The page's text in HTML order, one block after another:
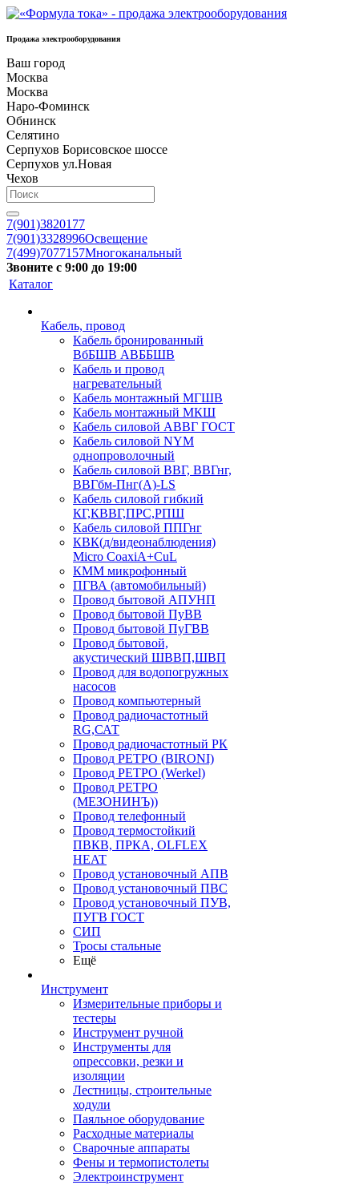
Продажа электрооборудования
Ваш город
Москва
Москва
Наро-Фоминск
Обнинск
Селятино
Серпухов Борисовское шоссе
Серпухов ул.Новая
Чехов
7(901)3820177
7(901)3328996Освещение
7(499)7077157Многоканальный
Звоните с 9:00 до 19:00
Каталог
Кабель, провод
Кабель бронированный
ВбБШВ АВББШВ
Кабель и провод
нагревательный
Кабель монтажный МГШВ
Кабель монтажный МКШ
Кабель силовой АВВГ ГОСТ
Кабель силовой NYM
однопроволочный
Кабель силовой ВВГ, ВВГнг,
ВВГбм-Пнг(А)-LS
Кабель силовой гибкий
КГ,КВВГ,ПРС,РПШ
Кабель силовой ППГнг
КВК(д/видеонаблюдения)
Micro CoaxiA+CuL
КММ микрофонный
ПГВА (автомобильный)
Провод бытовой АПУНП
Провод бытовой ПуВВ
Провод бытовой ПуГВВ
Провод бытовой,
акустический ШВВП,ШВП
Провод для водопогружных
насосов
Провод компьютерный
Провод радиочастотный
RG,САТ
Провод радиочастотный РК
Провод РЕТРО (BIRONI)
Провод РЕТРО (Werkel)
Провод РЕТРО
(МЕЗОНИНЪ))
Провод телефонный
Провод термостойкий
ПВКВ, ПРКА, OLFLEX
HEAT
Провод установочный АПВ
Провод установочный ПВС
Провод установочный ПУВ,
ПУГВ ГОСТ
СИП
Тросы стальные
Ещё
Инструмент
Измерительные приборы и
тестеры
Инструмент ручной
Инструменты для
опрессовки, резки и
изоляции
Лестницы, строительные
ходули
Паяльное оборудование
Расходные материалы
Сварочные аппараты
Фены и термопистолеты
Электроинструмент